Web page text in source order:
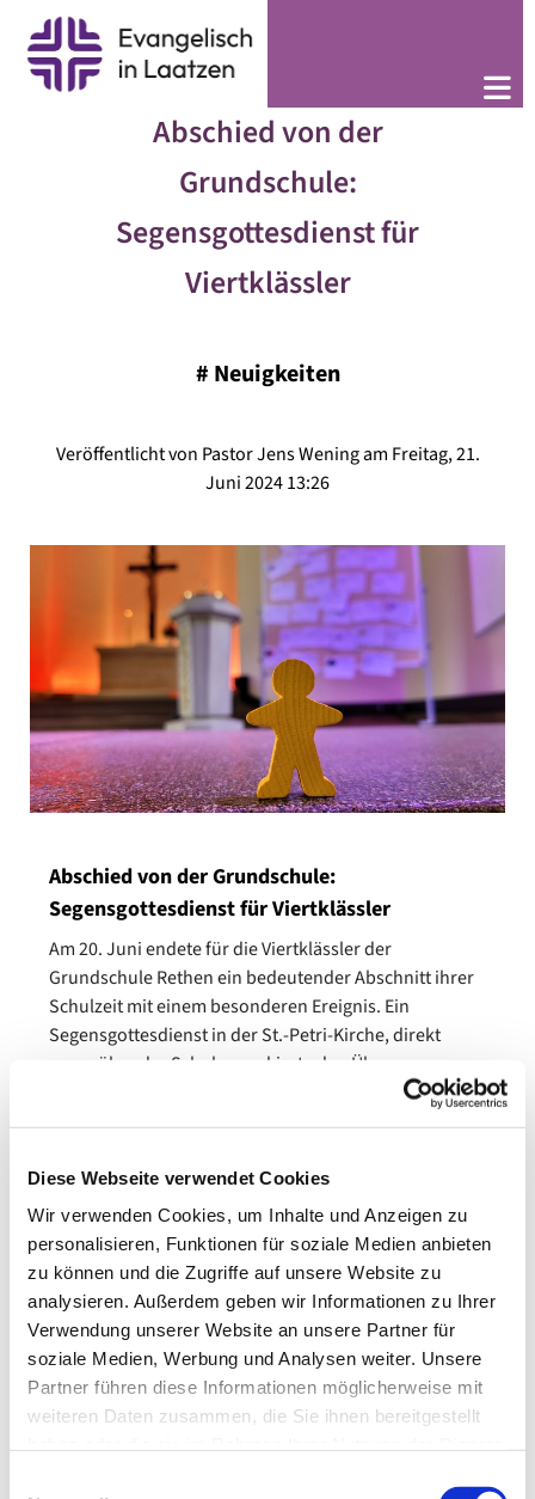
Diese Webseite verwendet Cookies
Wir verwenden Cookies, um Inhalte und Anzeigen zu
personalisieren, Funktionen für soziale Medien anbieten
zu können und die Zugriffe auf unsere Website zu
analysieren. Außerdem geben wir Informationen zu Ihrer
Verwendung unserer Website an unsere Partner für
soziale Medien, Werbung und Analysen weiter. Unsere
Partner führen diese Informationen möglicherweise mit
weiteren Daten zusammen, die Sie ihnen bereitgestellt
Abschied von der
Grundschule:
Segensgottesdienst für
Viertklässler
# Neuigkeiten
Veröffentlicht von Pastor Jens Wening am Freitag, 21.
Juni 2024 13:26
Abschied von der Grundschule:
Segensgottesdienst für Viertklässler
Am 20. Juni endete für die Viertklässler der
Grundschule Rethen ein bedeutender Abschnitt ihrer
Schulzeit mit einem besonderen Ereignis. Ein
Segensgottesdienst in der St.-Petri-Kirche, direkt
gegenüber der Schule, markierte den Übergang von
der Grundschule zur weiterführenden Schule.
ihre freudigen Erwartungen sowie ihre Sorgen in
Notizen wurden vorgelesen und an einer Pinnwand
gesammelt.
Pastor Jens Wening erzählte danach die Geschichte
von Jona und der großen Stadt Ninive. Diese biblische
Erzählung veranschaulicht, wie Einzelne durch Mut
und Entschlossenheit große Veränderungen in ihrem
Umfeld bewirken können, selbst wenn sie sich hilflos
und allein fühlen.